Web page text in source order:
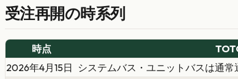
受注再開の時系列
時点
2026年4月15日 システムバス・ユニットバスは通